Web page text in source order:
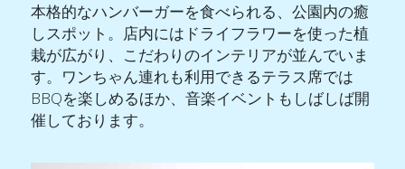
本格的なハンバーガーを食べられる、公園内の癒
しスポット。店内にはドライフラワーを使った植
栽が広がり、こだわりのインテリアが並んでいま
す。ワンちゃん連れも利用できるテラス席では
BBQを楽しめるほか、音楽イベントもしばしば開
催しております。